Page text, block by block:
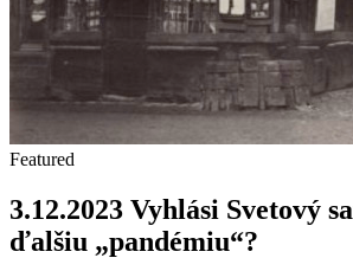
Featured
3.12.2023 Vyhlási Svetový
ďalšiu „pandémiu“?